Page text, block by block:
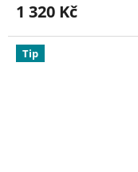
1 320 Kč
Tip